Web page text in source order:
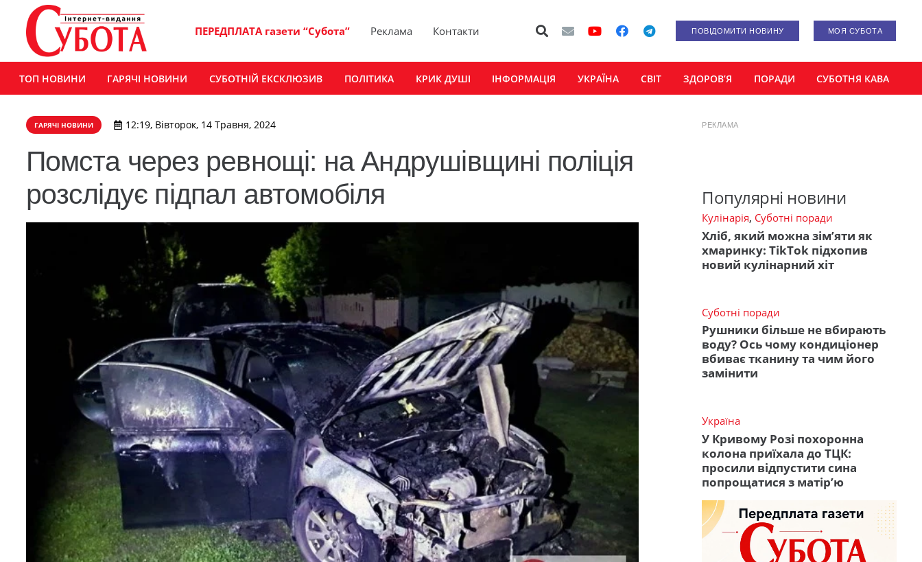
ПЕРЕДПЛАТА газети “Субота” Реклама Контакти ПОВІДОМИТИ НОВИНУ МОЯ СУБОТА
ТОП НОВИНИ ГАРЯЧІ НОВИНИ СУБОТНІЙ ЕКСКЛЮЗИВ ПОЛІТИКА КРИК ДУШІ ІНФОРМАЦІЯ УКРАЇНА СВІТ ЗДОРОВ’Я ПОРАДИ СУБОТНЯ КАВА
ГАРЯЧІ НОВИНИ 12:19, Вівторок, 14 Травня, 2024
Помста через ревнощі: на Андрушівщині поліція
розслідує підпал автомобіля
РЕКЛАМА
Популярні новини
Кулінарія, Суботні поради
Хліб, який можна зім’яти як
хмаринку: TikTok підхопив
новий кулінарний хіт
Суботні поради
Рушники більше не вбирають
воду? Ось чому кондиціонер
вбиває тканину та чим його
замінити
Україна
У Кривому Розі похоронна
колона приїхала до ТЦК:
просили відпустити сина
попрощатися з матір’ю